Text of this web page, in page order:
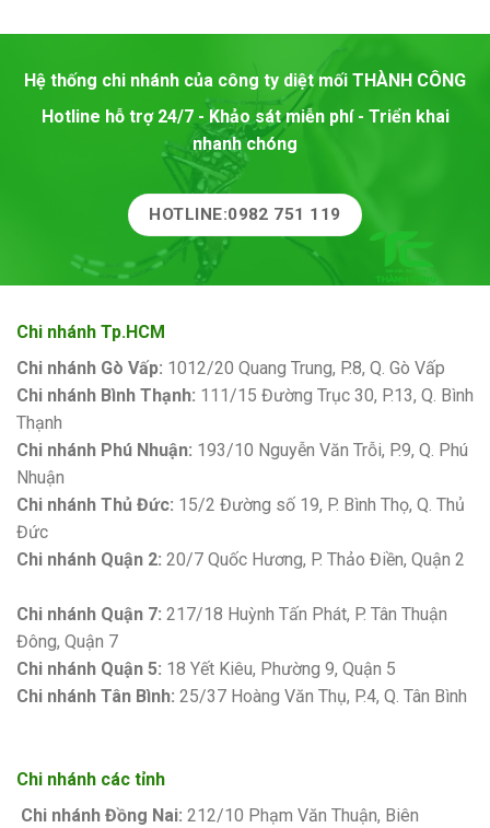
Hệ thống chi nhánh của công ty diệt mối THÀNH CÔNG
Hotline hỗ trợ 24/7 - Khảo sát miễn phí - Triển khai
nhanh chóng
HOTLINE:0982 751 119
Chi nhánh Tp.HCM
Chi nhánh Gò Vấp: 1012/20 Quang Trung, P.8, Q. Gò Vấp
Chi nhánh Bình Thạnh: 111/15 Đường Trục 30, P.13, Q. Bình
Thạnh
Chi nhánh Phú Nhuận: 193/10 Nguyễn Văn Trỗi, P.9, Q. Phú
Nhuận
Chi nhánh Thủ Đức: 15/2 Đường số 19, P. Bình Thọ, Q. Thủ
Đức
Chi nhánh Quận 2: 20/7 Quốc Hương, P. Thảo Điền, Quận 2
Chi nhánh Quận 7: 217/18 Huỳnh Tấn Phát, P. Tân Thuận
Đông, Quận 7
Chi nhánh Quận 5: 18 Yết Kiêu, Phường 9, Quận 5
Chi nhánh Tân Bình: 25/37 Hoàng Văn Thụ, P.4, Q. Tân Bình
Chi nhánh các tỉnh
Chi nhánh Đồng Nai: 212/10 Phạm Văn Thuận, Biên